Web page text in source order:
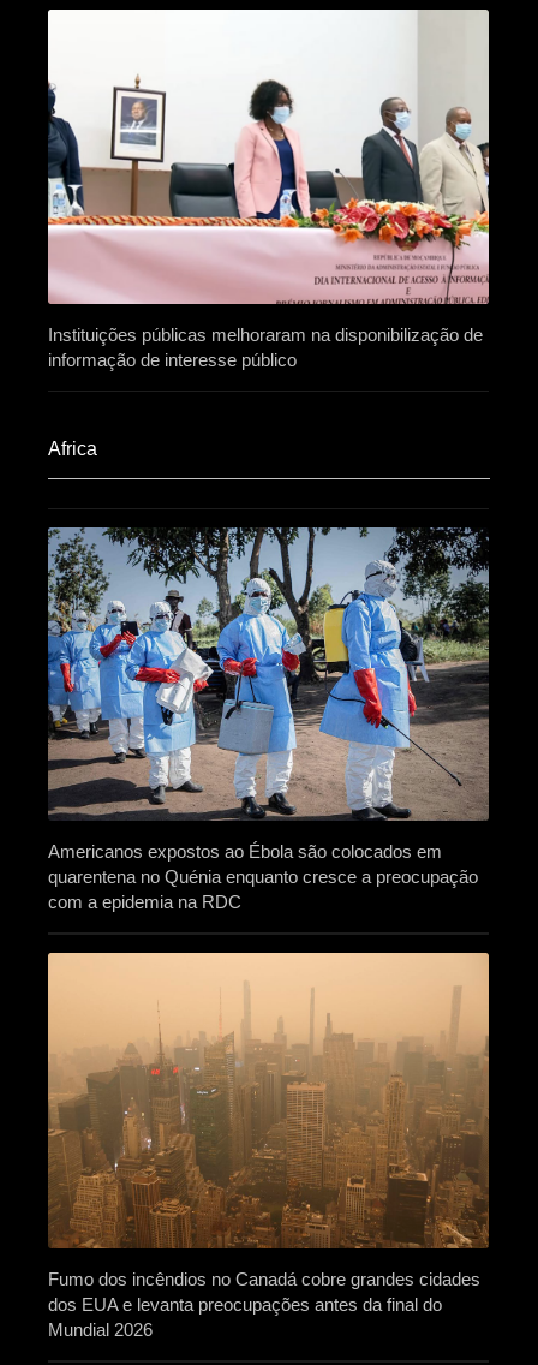
Instituições públicas melhoraram na disponibilização de
informação de interesse público
Africa​
Americanos expostos ao Ébola são colocados em
quarentena no Quénia enquanto cresce a preocupação
com a epidemia na RDC
Fumo dos incêndios no Canadá cobre grandes cidades
dos EUA e levanta preocupações antes da final do
Mundial 2026